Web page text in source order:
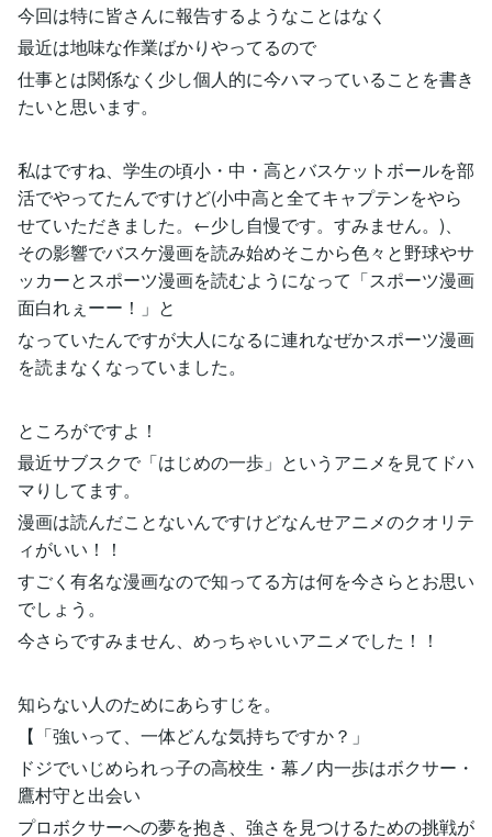
今回は特に皆さんに報告するようなことはなく
最近は地味な作業ばかりやってるので
仕事とは関係なく少し個人的に今ハマっていることを書き
たいと思います。
私はですね、学生の頃小・中・高とバスケットボールを部
活でやってたんですけど(小中高と全てキャプテンをやら
せていただきました。←少し自慢です。すみません。)、
その影響でバスケ漫画を読み始めそこから色々と野球やサ
ッカーとスポーツ漫画を読むようになって「スポーツ漫画
面白れぇーー！」と
なっていたんですが大人になるに連れなぜかスポーツ漫画
を読まなくなっていました。
ところがですよ！
最近サブスクで「はじめの一歩」というアニメを見てドハ
マりしてます。
漫画は読んだことないんですけどなんせアニメのクオリテ
ィがいい！！
すごく有名な漫画なので知ってる方は何を今さらとお思い
でしょう。
今さらですみません、めっちゃいいアニメでした！！
知らない人のためにあらすじを。
【「強いって、一体どんな気持ちですか？」
ドジでいじめられっ子の高校生・幕ノ内一歩はボクサー・
鷹村守と出会い
プロボクサーへの夢を抱き、強さを見つけるための挑戦が